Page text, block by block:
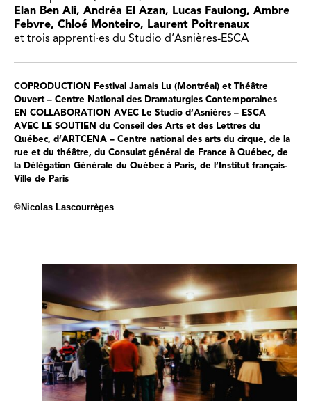
Elan Ben Ali, Andréa El Azan, Lucas Faulong, Ambre
Febvre, Chloé Monteiro, Laurent Poitrenaux
et trois apprenti·es du Studio d’Asnières-ESCA
COPRODUCTION Festival Jamais Lu (Montréal) et Théâtre
Ouvert – Centre National des Dramaturgies Contemporaines
EN COLLABORATION AVEC Le Studio d’Asnières – ESCA
AVEC LE SOUTIEN du Conseil des Arts et des Lettres du
Québec, d’ARTCENA – Centre national des arts du cirque, de la
rue et du théâtre, du Consulat général de France à Québec, de
la Délégation Générale du Québec à Paris, de l’Institut français-
Ville de Paris
©Nicolas Lascourrèges